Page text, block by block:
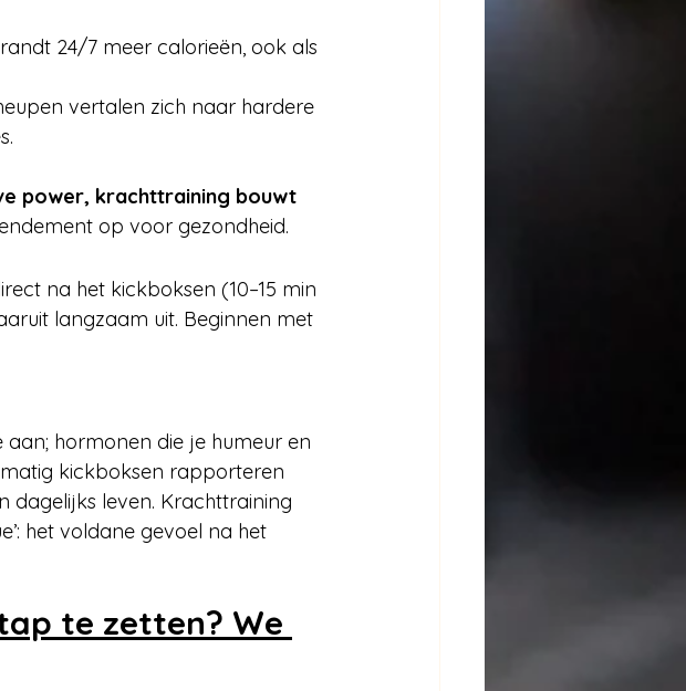
24/7 meer calorieën, ook als
vertalen zich naar hardere
power, krachttraining bouwt
op voor gezondheid.
na het kickboksen (10–15 min
langzaam uit. Beginnen met
hormonen die je humeur en
kickboksen rapporteren
dagelijks leven. Krachttraining
het voldane gevoel na het
te zetten? We